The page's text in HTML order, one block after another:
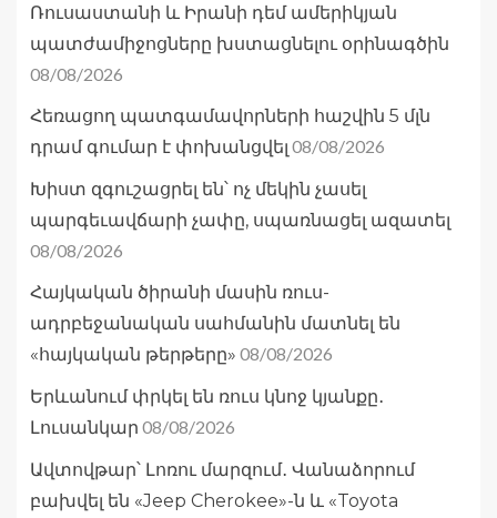
Ռուսաստանի և Իրանի դեմ ամերիկյան
պատժամիջոցները խստացնելու օրինագծին
08/08/2026
Հեռացող պատգամավորների հաշվին 5 մլն
դրամ գումար է փոխանցվել 08/08/2026
Խիստ զգուշացրել են՝ ոչ մեկին չասել
պարգեւավճարի չափը, սպառնացել ազատել
08/08/2026
Հայկական ծիրանի մասին ռուս-
ադրբեջանական սահմանին մատնել են
«հայկական թերթերը» 08/08/2026
Երևանում փրկել են ռուս կնոջ կյանքը․
Լուսանկար 08/08/2026
Ավտովթար՝ Լոռու մարզում․ Վանաձորում
բախվել են «Jeep Cherokee»-ն և «Toyota